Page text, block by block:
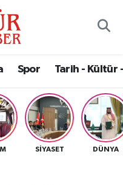
Spor Tarih - Kültür
SIYASET DÜNYA
Fikstür